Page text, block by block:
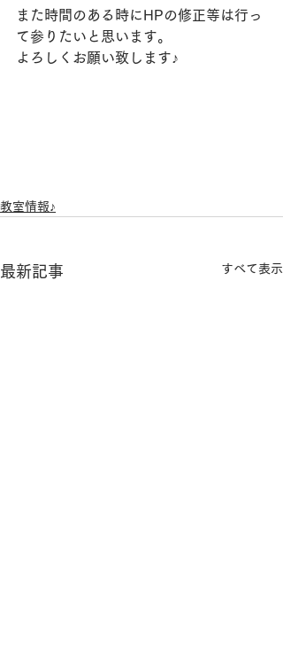
また時間のある時にHPの修正等は行っ
て参りたいと思います。
よろしくお願い致します♪
教室情報♪
最新記事 すべて表示